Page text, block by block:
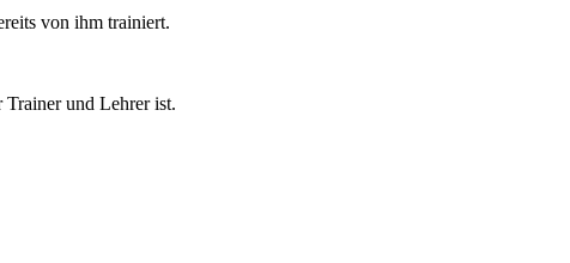
von ihm trainiert.
Trainer und Lehrer ist.